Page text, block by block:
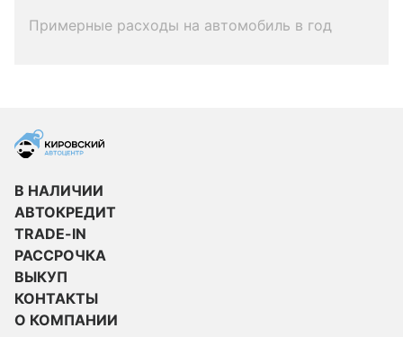
Примерные расходы на автомобиль в год
В НАЛИЧИИ
АВТОКРЕДИТ
TRADE-IN
РАССРОЧКА
ВЫКУП
КОНТАКТЫ
О КОМПАНИИ